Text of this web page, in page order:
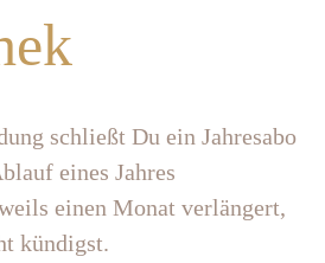
schließt Du ein Jahresabo
eines Jahres
einen Monat verlängert,
kündigst.